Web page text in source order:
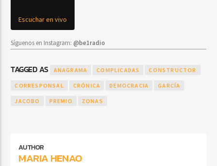
Escuchar en vivo
Síguenos en Instagram: @be1radio
TAGGED AS ANAGRAMA COMPLICADAS CONSTRUCTOR
CORRESPONSAL CRÓNICA DEMOCRACIA GARCÍA
JACOBO PREMIO ZONAS
AUTHOR
MARIA HENAO